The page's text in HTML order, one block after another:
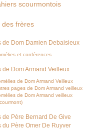
scourmontois
des frères
de Dom Damien Debaisieux
et conférences
de Dom Armand Veilleux
de Dom Armand Veilleux
pages de Dom Armand veilleux
de Dom Armand veilleux
de Père Bernard De Give
du Père Omer De Ruyver